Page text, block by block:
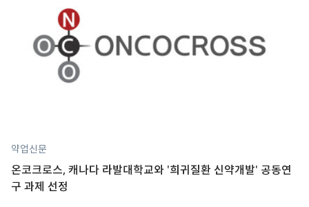
약업신문
온코크로스, 캐나다 라발대학교와 '희귀질환 신약개발' 공동연
구 과제 선정